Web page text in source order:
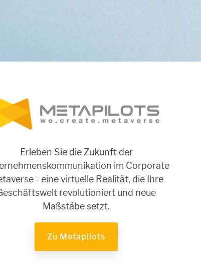
Erleben Sie die Zukunft der
im Corporate
- eine virtuelle Realität, die Ihre
revolutioniert und neue
Maßstäbe setzt.
Zu Metapilots